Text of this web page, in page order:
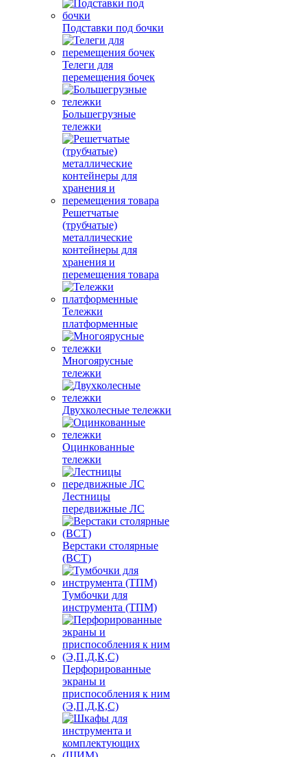
Подставки под бочки
Телеги для
перемещения бочек
Большегрузные
тележки
Решетчатые
(трубчатые)
металлические
контейнеры для
хранения и
перемещения товара
Тележки
платформенные
Многоярусные
тележки
Двухколесные тележки
Оцинкованные
тележки
Лестницы
передвижные ЛС
Верстаки столярные
(ВСТ)
Тумбочки для
инструмента (ТПМ)
Перфорированные
экраны и
приспособления к ним
(Э,П,Д,К,С)